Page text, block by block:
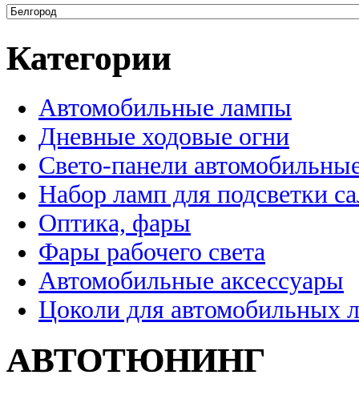
Категории
Автомобильные лампы
Дневные ходовые огни
Свето-панели
Набор ламп для подсветки
Оптика, фары
Фары рабочего света
Автомобильные аксессуары
Цоколи для автомобильных
АВТОТЮНИНГ